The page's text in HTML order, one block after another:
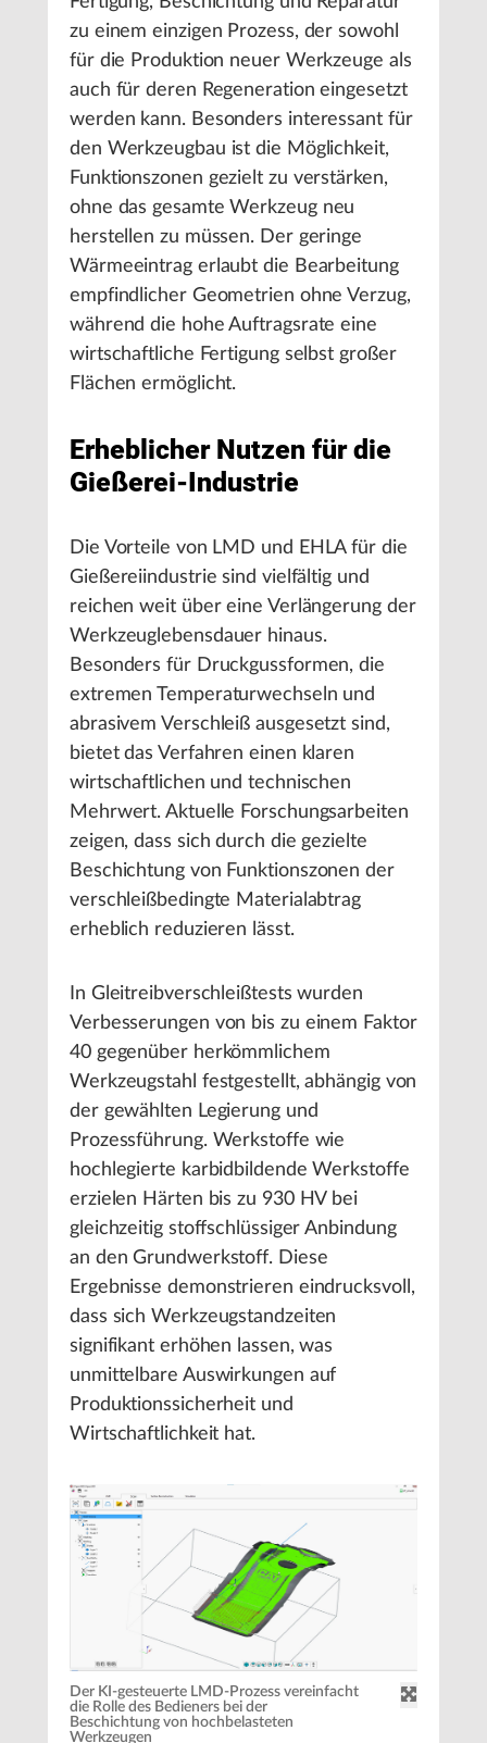
zu einem einzigen Prozess, der sowohl
für die Produktion neuer Werkzeuge als
auch für deren Regeneration eingesetzt
werden kann. Besonders interessant für
den Werkzeugbau ist die Möglichkeit,
Funktionszonen gezielt zu verstärken,
ohne das gesamte Werkzeug neu
herstellen zu müssen. Der geringe
Wärmeeintrag erlaubt die Bearbeitung
empfindlicher Geometrien ohne Verzug,
während die hohe Auftragsrate eine
wirtschaftliche Fertigung selbst großer
Flächen ermöglicht.
Erheblicher Nutzen für die
Gießerei-Industrie
Die Vorteile von LMD und EHLA für die
Gießereiindustrie sind vielfältig und
reichen weit über eine Verlängerung der
Werkzeuglebensdauer hinaus.
Besonders für Druckgussformen, die
extremen Temperaturwechseln und
abrasivem Verschleiß ausgesetzt sind,
bietet das Verfahren einen klaren
wirtschaftlichen und technischen
Mehrwert. Aktuelle Forschungsarbeiten
zeigen, dass sich durch die gezielte
Beschichtung von Funktionszonen der
verschleißbedingte Materialabtrag
erheblich reduzieren lässt.
In Gleitreibverschleißtests wurden
Verbesserungen von bis zu einem Faktor
40 gegenüber herkömmlichem
Werkzeugstahl festgestellt, abhängig von
der gewählten Legierung und
Prozessführung. Werkstoffe wie
hochlegierte karbidbildende Werkstoffe
erzielen Härten bis zu 930 HV bei
gleichzeitig stoffschlüssiger Anbindung
an den Grundwerkstoff. Diese
Ergebnisse demonstrieren eindrucksvoll,
dass sich Werkzeugstandzeiten
signifikant erhöhen lassen, was
unmittelbare Auswirkungen auf
Produktionssicherheit und
Wirtschaftlichkeit hat.
Der KI-gesteuerte LMD-Prozess vereinfacht
die Rolle des Bedieners bei der
Beschichtung von hochbelasteten
Werkzeugen